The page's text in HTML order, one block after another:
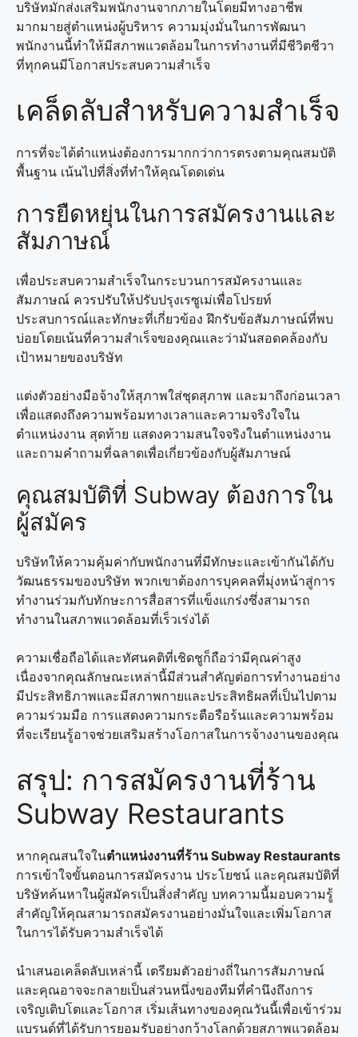
บริษัทมักส่งเสริมพนักงานจากภายในโดยมีทางอาชีพ
มากมายสู่ตำแหน่งผู้บริหาร ความมุ่งมั่นในการพัฒนา
พนักงานนี้ทำให้มีสภาพแวดล้อมในการทำงานที่มีชีวิตชีวา
ที่ทุกคนมีโอกาสประสบความสำเร็จ
เคล็ดลับสำหรับความสำเร็จ
การที่จะได้ตำแหน่งต้องการมากกว่าการตรงตามคุณสมบัติ
พื้นฐาน เน้นไปที่สิ่งที่ทำให้คุณโดดเด่น
การยืดหยุ่นในการสมัครงานและ
สัมภาษณ์
เพื่อประสบความสำเร็จในกระบวนการสมัครงานและ
สัมภาษณ์ ควรปรับให้ปรับปรุงเรซูเม่เพื่อโปรยท์
ประสบการณ์และทักษะที่เกี่ยวข้อง ฝึกรับข้อสัมภาษณ์ที่พบ
บ่อยโดยเน้นที่ความสำเร็จของคุณและว่ามันสอดคล้องกับ
เป้าหมายของบริษัท
แต่งตัวอย่างมือจ้างให้สุภาพใส่ชุดสุภาพ และมาถึงก่อนเวลา
เพื่อแสดงถึงความพร้อมทางเวลาและความจริงใจใน
ตำแหน่งงาน สุดท้าย แสดงความสนใจจริงในตำแหน่งงาน
และถามคำถามที่ฉลาดเพื่อเกี่ยวข้องกับผู้สัมภาษณ์
คุณสมบัติที่ Subway ต้องการใน
ผู้สมัคร
บริษัทให้ความคุ้มค่ากับพนักงานที่มีทักษะและเข้ากันได้กับ
วัฒนธรรมของบริษัท พวกเขาต้องการบุคคลที่มุ่งหน้าสู่การ
ทำงานร่วมกับทักษะการสื่อสารที่แข็งแกร่งซึ่งสามารถ
ทำงานในสภาพแวดล้อมที่เร็วเร่งได้
ความเชื่อถือได้และทัศนคติที่เชิดชูก็ถือว่ามีคุณค่าสูง
เนื่องจากคุณลักษณะเหล่านี้มีส่วนสำคัญต่อการทำงานอย่าง
มีประสิทธิภาพและมีสภาพกายและประสิทธิผลที่เป็นไปตาม
ความร่วมมือ การแสดงความกระตือรือร้นและความพร้อม
ที่จะเรียนรู้อาจช่วยเสริมสร้างโอกาสในการจ้างงานของคุณ
สรุป: การสมัครงานที่ร้าน
Subway Restaurants
หากคุณสนใจในตำแหน่งงานที่ร้าน Subway Restaurants
การเข้าใจขั้นตอนการสมัครงาน ประโยชน์ และคุณสมบัติที่
บริษัทค้นหาในผู้สมัครเป็นสิ่งสำคัญ บทความนี้มอบความรู้
สำคัญให้คุณสามารถสมัครงานอย่างมั่นใจและเพิ่มโอกาส
ในการได้รับความสำเร็จได้
นำเสนอเคล็ดลับเหล่านี้ เตรียมตัวอย่างถี่ในการสัมภาษณ์
และคุณอาจจะกลายเป็นส่วนหนึ่งของทีมที่คำนึงถึงการ
เจริญเติบโตและโอกาส เริ่มเส้นทางของคุณวันนี้เพื่อเข้าร่วม
แบรนด์ที่ได้รับการยอมรับอย่างกว้างโลกด้วยสภาพแวดล้อม